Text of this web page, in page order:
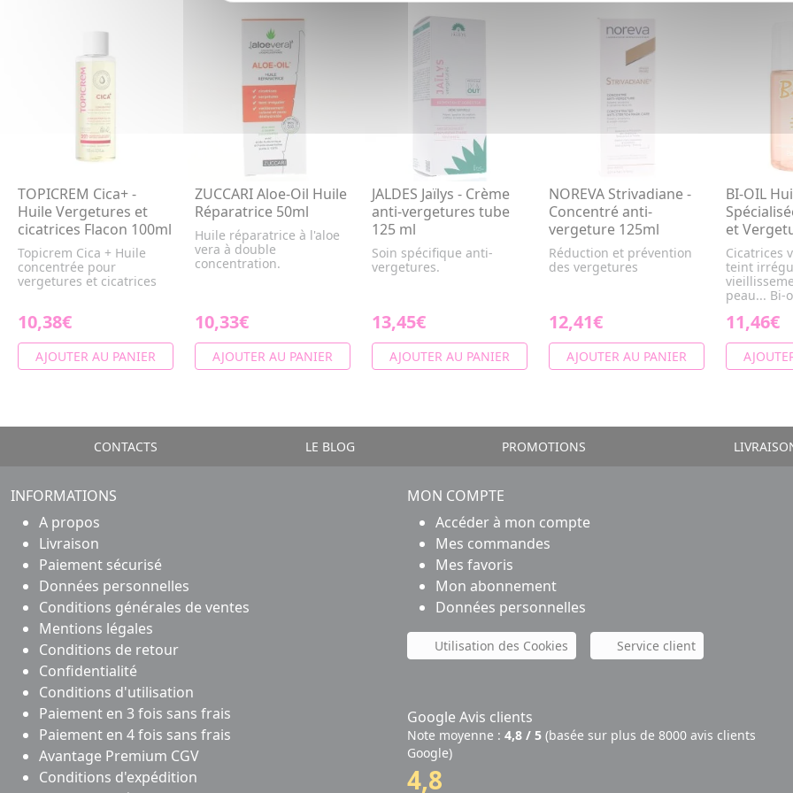
TOPICREM Cica+ -
Huile Vergetures et
cicatrices Flacon 100ml
Topicrem Cica + Huile
concentrée pour
vergetures et cicatrices
10,38€
AJOUTER AU PANIER
ZUCCARI Aloe-Oil Huile
Réparatrice 50ml
Huile réparatrice à l'aloe
vera à double
concentration.
10,33€
AJOUTER AU PANIER
JALDES Jaïlys - Crème
anti-vergetures tube
125 ml
Soin spécifique anti-
vergetures.
13,45€
AJOUTER AU PANIER
NOREVA Strivadiane -
Concentré anti-
vergeture 125ml
Réduction et prévention
des vergetures
12,41€
AJOUTER AU PANIER
BI-OIL
et
Cicatrices
teint
peau... Bi-
11,46€
CONTACTS LE BLOG PROMOTIONS
INFORMATIONS
A propos
Livraison
Paiement sécurisé
Données personnelles
Conditions générales de ventes
Mentions légales
Conditions de retour
Confidentialité
Conditions d'utilisation
Paiement en 3 fois sans frais
Paiement en 4 fois sans frais
Avantage Premium CGV
Conditions d'expédition
MON COMPTE
Accéder à mon compte
Mes commandes
Mes favoris
Mon abonnement
Données personnelles
Utilisation des Cookies Service client
Google Avis clients
Note moyenne : 4,8 / 5 (basée sur plus de 8000 avis clients
Google)
4,8